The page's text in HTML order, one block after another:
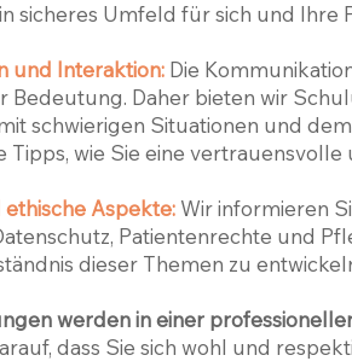
sicheres Umfeld für sich und
und Interaktion: Die
Bedeutung. Daher bieten wir
schwierigen Situationen und
Tipps, wie Sie eine
Aspekte: Wir informieren
Patientenrechte und
dieser Themen zu
werden in einer
dass Sie sich wohl und